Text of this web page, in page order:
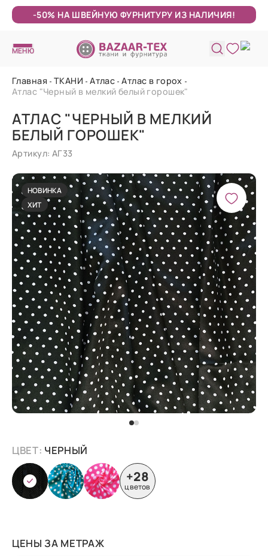
-50% НА ШВЕЙНУЮ ФУРНИТУРУ ИЗ НАЛИЧИЯ!
МЕНЮ
Главная ТКАНИ Атлас Атлас в горох
Атлас "Черный в мелкий белый горошек"
АТЛАС "ЧЕРНЫЙ В МЕЛКИЙ
БЕЛЫЙ ГОРОШЕК"
Артикул: АГ33
НОВИНКА
ХИТ
ЦВЕТ: ЧЕРНЫЙ
+28
цветов
ЦЕНЫ ЗА МЕТРАЖ